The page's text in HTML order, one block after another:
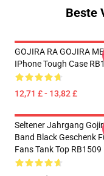
Beste
GOJIRA RA GOJIRA
IPhone Tough Case
12,71 £ - 13,82 £
Seltener Jahrgang
Band Black Geschenk
Fans Tank Top RB1509